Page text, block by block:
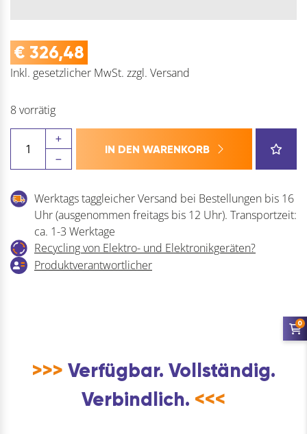
€ 326,48
Inkl. gesetzlicher MwSt. zzgl. Versand
8 vorrätig
Fluchttürschloss
SVP
IN DEN WARENKORB
Werktags taggleicher Versand bei Bestellungen bis 16
Uhr (ausgenommen freitags bis 12 Uhr). Transportzeit:
ca. 1-3 Werktage
Recycling von Elektro- und Elektronikgeräten?
Produktverantwortlicher
>>> Verfügbar. Vollständig.
Verbindlich. <<<
0